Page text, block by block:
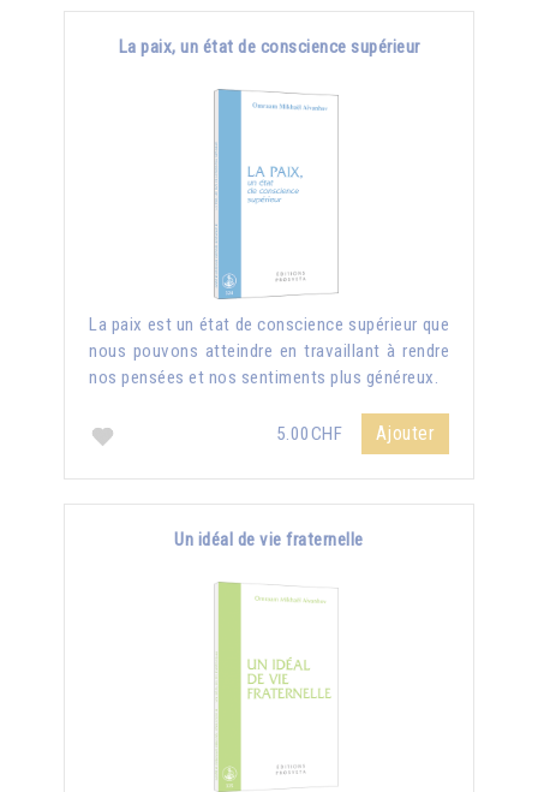
La paix, un état de conscience supérieur
La paix est un état de conscience supérieur que
nous pouvons atteindre en travaillant à rendre
nos pensées et nos sentiments plus généreux.
5.00CHF Ajouter
Un idéal de vie fraternelle